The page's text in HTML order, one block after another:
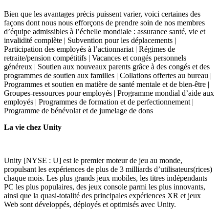
Bien que les avantages précis puissent varier, voici certaines des
façons dont nous nous efforçons de prendre soin de nos membres
d’équipe admissibles à l’échelle mondiale : assurance santé, vie et
invalidité complète | Subvention pour les déplacements |
Participation des employés à l’actionnariat | Régimes de
retraite/pension compétitifs | Vacances et congés personnels
généreux | Soutien aux nouveaux parents grâce à des congés et des
programmes de soutien aux familles | Collations offertes au bureau |
Programmes et soutien en matière de santé mentale et de bien-être |
Groupes-ressources pour employés | Programme mondial d’aide aux
employés | Programmes de formation et de perfectionnement |
Programme de bénévolat et de jumelage de dons
La vie chez Unity
Unity [NYSE : U] est le premier moteur de jeu au monde,
propulsant les expériences de plus de 3 milliards d’utilisateurs(rices)
chaque mois. Les plus grands jeux mobiles, les titres indépendants
PC les plus populaires, des jeux console parmi les plus innovants,
ainsi que la quasi-totalité des principales expériences XR et jeux
Web sont développés, déployés et optimisés avec Unity.